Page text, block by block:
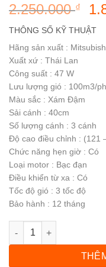
2.250.000₫
gốc
là:
THÔNG SỐ KỸ THUẬT
Hãng sản xuất :
Xuất xứ : Thái Lan
Công suất : 47 W
Lưu lượng gió : 100m3/
Màu sắc : Xám Đậm
Sải cánh : 40cm
Số lượng cánh : 3 cánh
Độ cao điều chỉnh : (121
Chức năng hẹn giờ : Có
Loại motor : Bạc đạn
Điều khiển từ xa : Có
Tốc độ gió : 3 tốc độ
Bảo hành : 12 tháng
Quạt cây Mitsubishi